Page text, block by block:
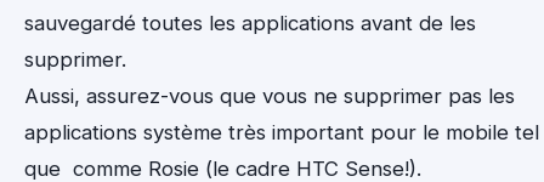
sauvegardé toutes les applications avant de les
supprimer.
Aussi, assurez-vous que vous ne supprimer pas les
applications système très important pour le mobile tel
que comme Rosie (le cadre HTC Sense!).